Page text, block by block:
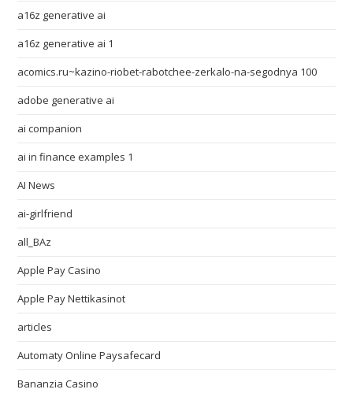
a16z generative ai
a16z generative ai 1
acomics.ru~kazino-riobet-rabotchee-zerkalo-na-segodnya 100
adobe generative ai
ai companion
ai in finance examples 1
AI News
ai-girlfriend
all_BAz
Apple Pay Casino
Apple Pay Nettikasinot
articles
Automaty Online Paysafecard
Bananzia Casino